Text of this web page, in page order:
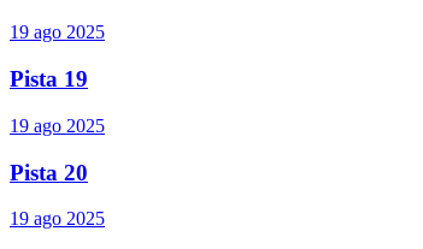
19 ago 2025
Pista 19
19 ago 2025
Pista 20
19 ago 2025